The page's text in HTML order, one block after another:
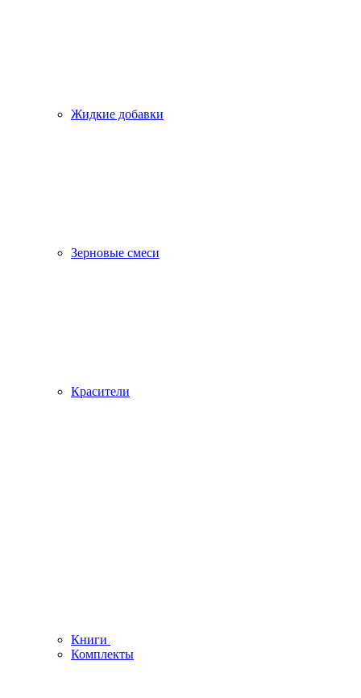
Жидкие добавки
Зерновые смеси
Красители
Книги
Комплекты